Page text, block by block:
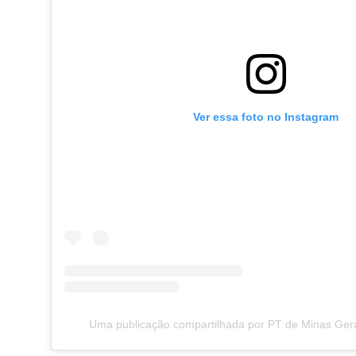
Ver essa foto no Instagram
Uma publicação compartilhada por PT de Minas